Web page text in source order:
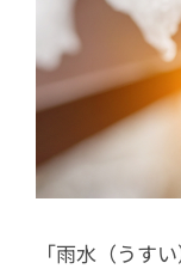
「雨水（うす